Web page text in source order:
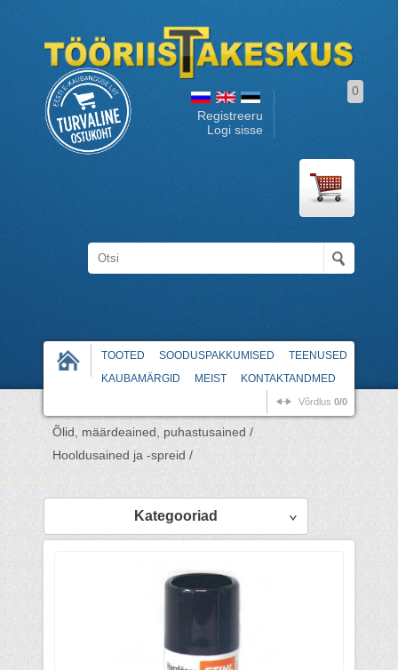
Registreeru
Logi sisse
0
TOOTED SOODUSPAKKUMISED
TEENUSED
KAUBAMÄRGID
MEIST KONTAKTANDMED
Võrdlus 0/0
Õlid, määrdeained, puhastusained /
Hooldusained ja -spreid /
Kategooriad